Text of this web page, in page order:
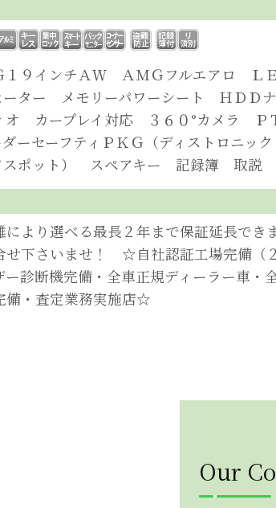
９インチＡＷ ＡＭＧフルエアロ Ｌ
ター メモリーパワーシート ＨＤＤ
カープレイ対応 ３６０°カメラ Ｐ
セーフティＰＫＧ（ディストロニック
スポット） スペアキー 記録簿 取説
より選べる最長２年まで保証延長でき
せ下さいませ！ ☆自社認証工場完備（
診断機完備・全車正規ディーラー車・
備・査定業務実施店☆
Our